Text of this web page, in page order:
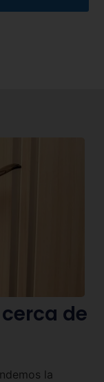
de
la